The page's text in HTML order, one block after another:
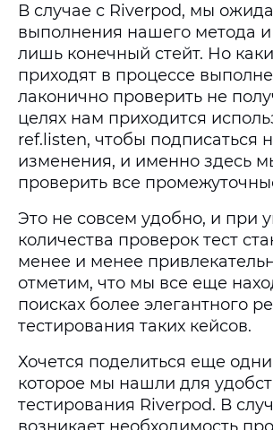
В случае с Riverpod, мы
выполнения нашего метода
лишь конечный стейт. Но
приходят в процессе
лаконично проверить не
целях нам приходится
ref.listen, чтобы подписаться
изменения, и именно здесь
проверить все
Это не совсем удобно, и при
количества проверок тест
менее и менее
отметим, что мы все еще
поисках более элегантного
тестирования таких кейсов.
Хочется поделиться еще
которое мы нашли для
тестирования Riverpod. В